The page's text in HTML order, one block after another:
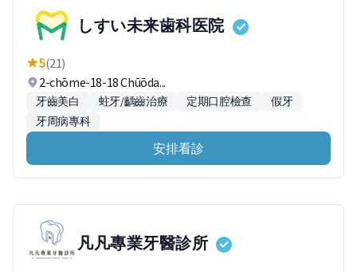
しすい未来歯科医院
5(21)
2-chōme-18-18 Chūōda...
牙齒美白 蛀牙/齲齒治療 定期口腔檢查
假牙
牙周病專科
安排看診
凡凡專業牙醫診所